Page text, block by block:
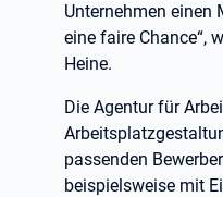
Unternehmen einen
eine faire Chance“,
Heine.
Die Agentur für
passenden
beispielsweise mit